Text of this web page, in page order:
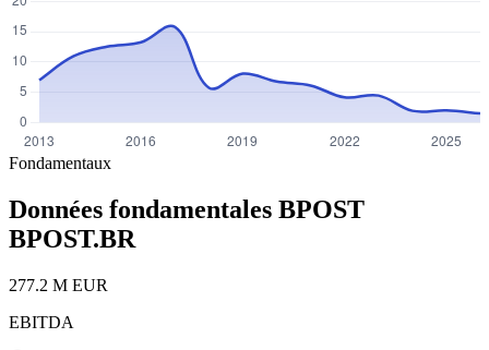
Fondamentaux
Données fondamentales BPOST
BPOST.BR
277.2 M EUR
EBITDA